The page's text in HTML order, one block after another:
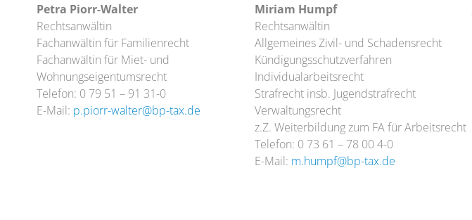
Petra Piorr-Walter
Rechtsanwältin
Fachanwältin für Familienrecht
Fachanwältin für Miet- und
Wohnungseigentumsrecht
Telefon: 0 79 51 – 91 31-0
E-Mail: p.piorr-walter@bp-tax.de
Miriam Humpf
Rechtsanwältin
Allgemeines Zivil- und Schadensrecht
Kündigungsschutzverfahren
Individualarbeitsrecht
Strafrecht insb. Jugendstrafrecht
Verwaltungsrecht
z.Z. Weiterbildung zum FA für Arbeitsrecht
Telefon: 0 73 61 – 78 00 4-0
E-Mail: m.humpf@bp-tax.de